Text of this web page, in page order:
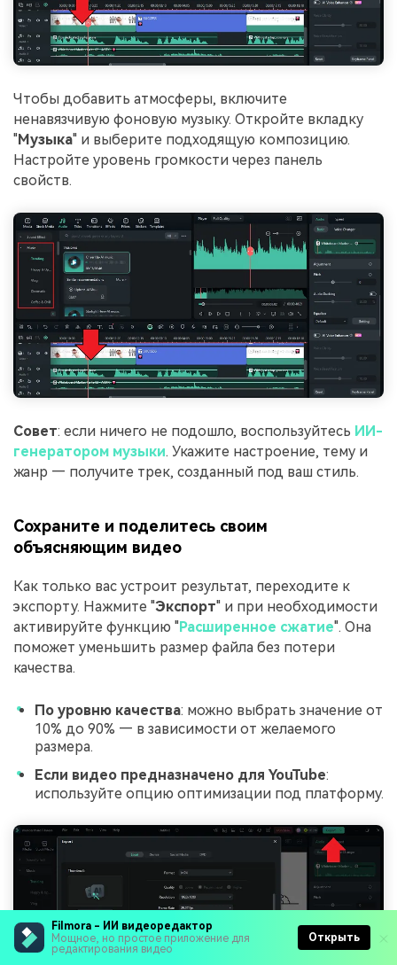
Filmora - ИИ видеоредактор
Мощное, но простое приложение для
редактирования видео
Открыть
Чтобы добавить атмосферы, включите
ненавязчивую фоновую музыку. Откройте вкладку
"Музыка" и выберите подходящую композицию.
Настройте уровень громкости через панель
свойств.
Совет: если ничего не подошло, воспользуйтесь ИИ-
генератором музыки. Укажите настроение, тему и
жанр — получите трек, созданный под ваш стиль.
Сохраните и поделитесь своим
объясняющим видео
Как только вас устроит результат, переходите к
экспорту. Нажмите "Экспорт" и при необходимости
активируйте функцию "Расширенное сжатие". Она
поможет уменьшить размер файла без потери
качества.
По уровню качества: можно выбрать значение от
10% до 90% — в зависимости от желаемого
размера.
Если видео предназначено для YouTube:
используйте опцию оптимизации под платформу.